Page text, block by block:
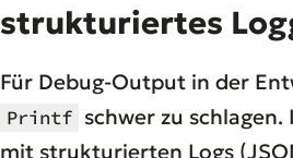
strukturiertes
Für Debug-Output in der
Printf schwer zu
mit strukturierten Logs